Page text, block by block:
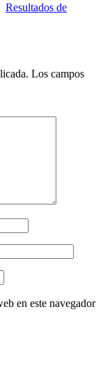
Resultados de
Los campos
en este navegador